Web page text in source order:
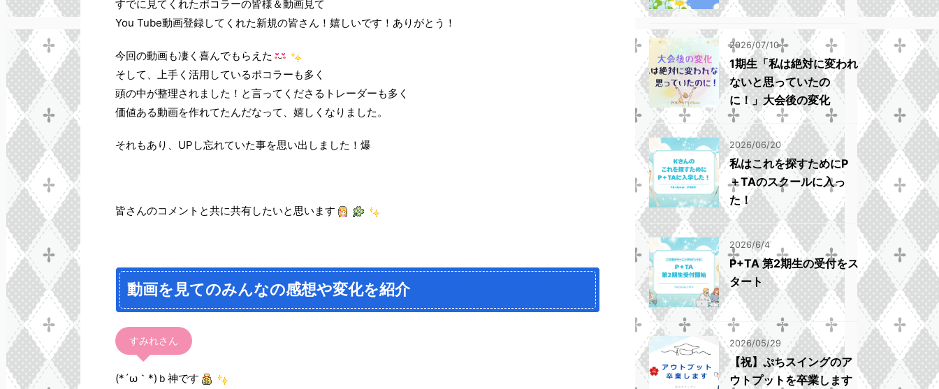
すでに見てくれたポコラーの皆様＆動画見て
You Tube動画登録してくれた新規の皆さん！嬉しいです！ありがとう！
今回の動画も凄く喜んでもらえた
そして、上手く活用しているポコラーも多く
頭の中が整理されました！と言ってくださるトレーダーも多く
価値ある動画を作れてたんだなって、嬉しくなりました。
それもあり、UPし忘れていた事を思い出しました！爆
皆さんのコメントと共に共有したいと思います
動画を見てのみんなの感想や変化を紹介
すみれさん
(*´ω｀*)ｂ神です
2026/07/10
1期生「私は絶対に変われ
ないと思っていたの
に！」大会後の変化
2026/06/20
私はこれを探すためにP
＋TAのスクールに入っ
た！
2026/6/4
P+TA 第2期生の受付をス
タート
2026/05/29
【祝】ぷちスイングのア
ウトプットを卒業します